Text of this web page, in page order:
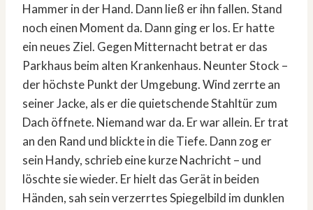
Hammer in der Hand. Dann ließ er ihn fallen. Stand
noch einen Moment da. Dann ging er los. Er hatte
ein neues Ziel. Gegen Mitternacht betrat er das
Parkhaus beim alten Krankenhaus. Neunter Stock –
der höchste Punkt der Umgebung. Wind zerrte an
seiner Jacke, als er die quietschende Stahltür zum
Dach öffnete. Niemand war da. Er war allein. Er trat
an den Rand und blickte in die Tiefe. Dann zog er
sein Handy, schrieb eine kurze Nachricht – und
löschte sie wieder. Er hielt das Gerät in beiden
Händen, sah sein verzerrtes Spiegelbild im dunklen